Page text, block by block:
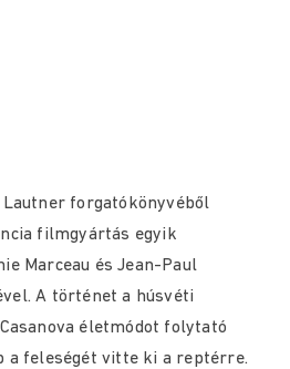
Lautner forgatókönyvéből
filmgyártás egyik
Marceau és Jean-Paul
A történet a húsvéti
életmódot folytató
a feleségét vitte ki a reptérre.